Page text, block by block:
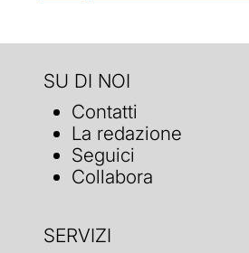
SU DI NOI
Contatti
La redazione
Seguici
Collabora
SERVIZI